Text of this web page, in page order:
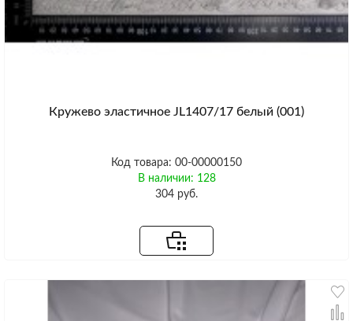
Кружево эластичное JL1407/17 белый (001)
Код товара: 00-00000150
В наличии: 128
304 руб.